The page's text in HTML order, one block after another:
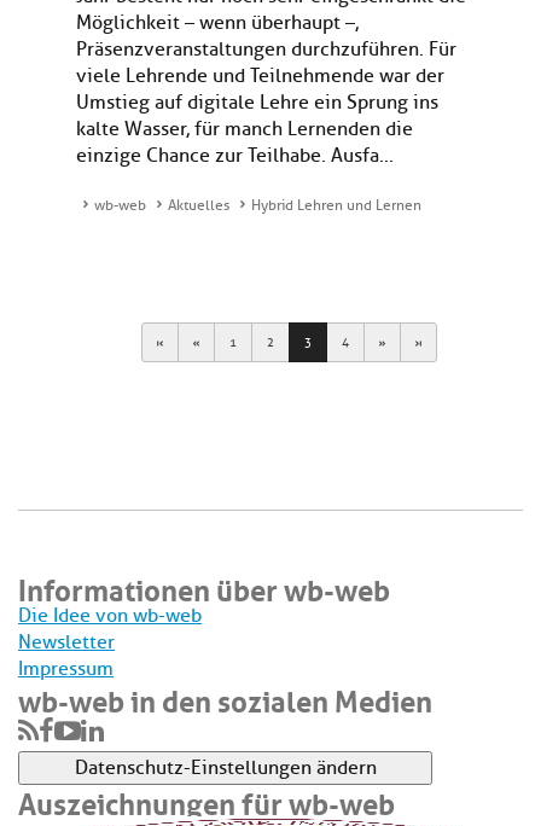
Möglichkeit – wenn überhaupt –,
Präsenzveranstaltungen durchzuführen. Für
viele Lehrende und Teilnehmende war der
Umstieg auf digitale Lehre ein Sprung ins
kalte Wasser, für manch Lernenden die
einzige Chance zur Teilhabe. Ausfa...
wb-web Aktuelles Hybrid Lehren und Lernen
First Previous
1 2 3 4 Next Last
Informationen über wb-web
Die Idee von wb-web
Newsletter
Impressum
wb-web in den sozialen Medien
Datenschutz-Einstellungen ändern
Auszeichnungen für wb-web